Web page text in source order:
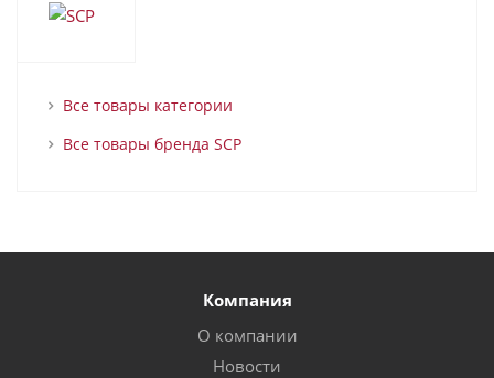
Все товары категории
Все товары бренда SCP
Компания
О компании
Новости